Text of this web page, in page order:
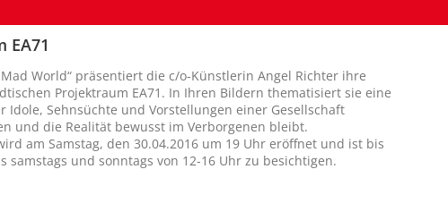
EA71
World“ präsentiert die c/o-Künstlerin Angel Richter ihre
Projektraum EA71. In Ihren Bildern thematisiert sie eine
Idole, Sehnsüchte und Vorstellungen einer Gesellschaft
und die Realität bewusst im Verborgenen bleibt.
am Samstag, den 30.04.2016 um 19 Uhr eröffnet und ist bis
samstags und sonntags von 12-16 Uhr zu besichtigen.